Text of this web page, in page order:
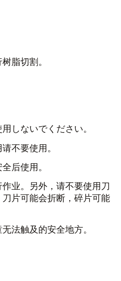
脂切割。
しないでください。
不要使用。
后使用。
业。另外，请不要使用刀
片可能会折断，碎片可能
法触及的安全地方。